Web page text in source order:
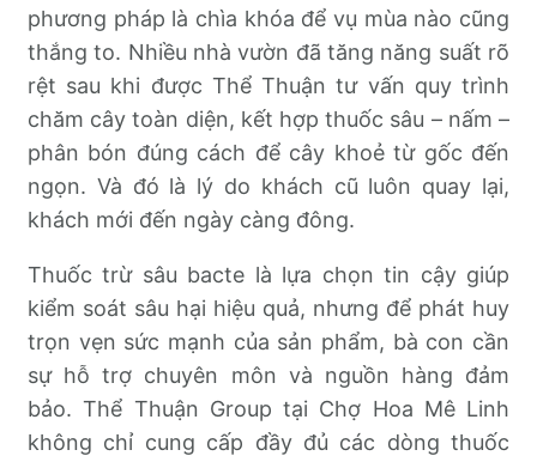
phương pháp là chìa khóa để vụ mùa nào cũng
thắng to. Nhiều nhà vườn đã tăng năng suất rõ
rệt sau khi được Thể Thuận tư vấn quy trình
chăm cây toàn diện, kết hợp thuốc sâu – nấm –
phân bón đúng cách để cây khoẻ từ gốc đến
ngọn. Và đó là lý do khách cũ luôn quay lại,
khách mới đến ngày càng đông.
Thuốc trừ sâu bacte là lựa chọn tin cậy giúp
kiểm soát sâu hại hiệu quả, nhưng để phát huy
trọn vẹn sức mạnh của sản phẩm, bà con cần
sự hỗ trợ chuyên môn và nguồn hàng đảm
bảo. Thể Thuận Group tại Chợ Hoa Mê Linh
không chỉ cung cấp đầy đủ các dòng thuốc